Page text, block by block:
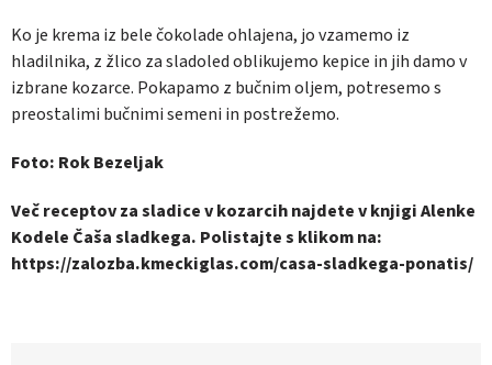
Ko je krema iz bele čokolade ohlajena, jo vzamemo iz
hladilnika, z žlico za sladoled oblikujemo kepice in jih damo v
izbrane kozarce. Pokapamo z bučnim oljem, potresemo s
preostalimi bučnimi semeni in postrežemo.
Foto: Rok Bezeljak
Več receptov za sladice v kozarcih najdete v knjigi Alenke
Kodele Čaša sladkega. Polistajte s klikom na:
https://zalozba.kmeckiglas.com/casa-sladkega-ponatis/